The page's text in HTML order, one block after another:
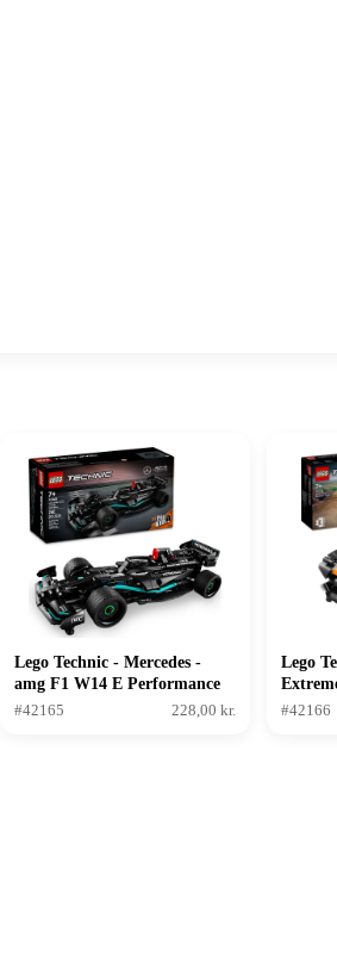
Lego Technic - Mercedes -
amg F1 W14 E Performance
Pull - back
#42165 228,00 kr.
Lego
#42166